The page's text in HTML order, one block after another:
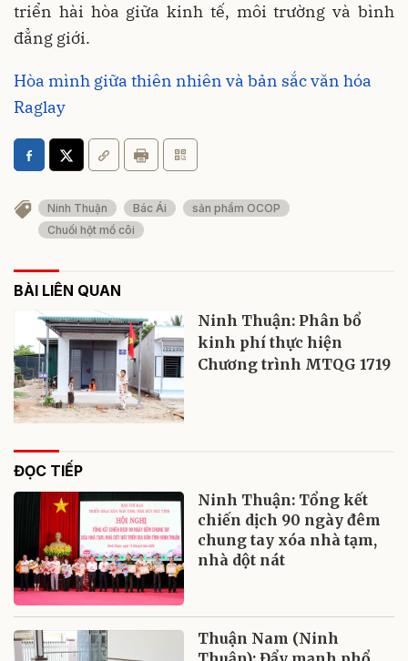
triển hài hòa giữa kinh tế, môi trường và bình
đẳng giới.
Hòa mình giữa thiên nhiên và bản sắc văn hóa
Raglay
Ninh Thuận Bác Ái
sản phẩm OCOP
Chuối hột mồ côi
BÀI LIÊN QUAN
Ninh Thuận: Phân bổ
kinh phí thực hiện
Chương trình MTQG 1719
ĐỌC TIẾP
Ninh Thuận: Tổng kết
chiến dịch 90 ngày đêm
chung tay xóa nhà tạm,
nhà dột nát
Thuận Nam (Ninh